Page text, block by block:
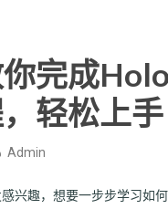
完成
轻松上手
Admin
兴趣，想要一步步学习如